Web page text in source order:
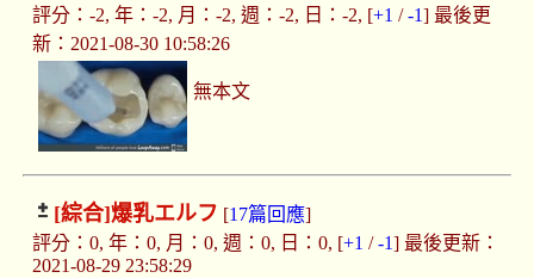
評分：-2, 年：-2, 月：-2, 週：-2, 日：-2, [+1 /-1] 最後更
新：2021-08-30 10:58:26
無本文
[綜合]爆乳エルフ [17篇回應]
評分：0, 年：0, 月：0, 週：0, 日：0, [+1 /-1] 最後更新：
2021-08-29 23:58:29